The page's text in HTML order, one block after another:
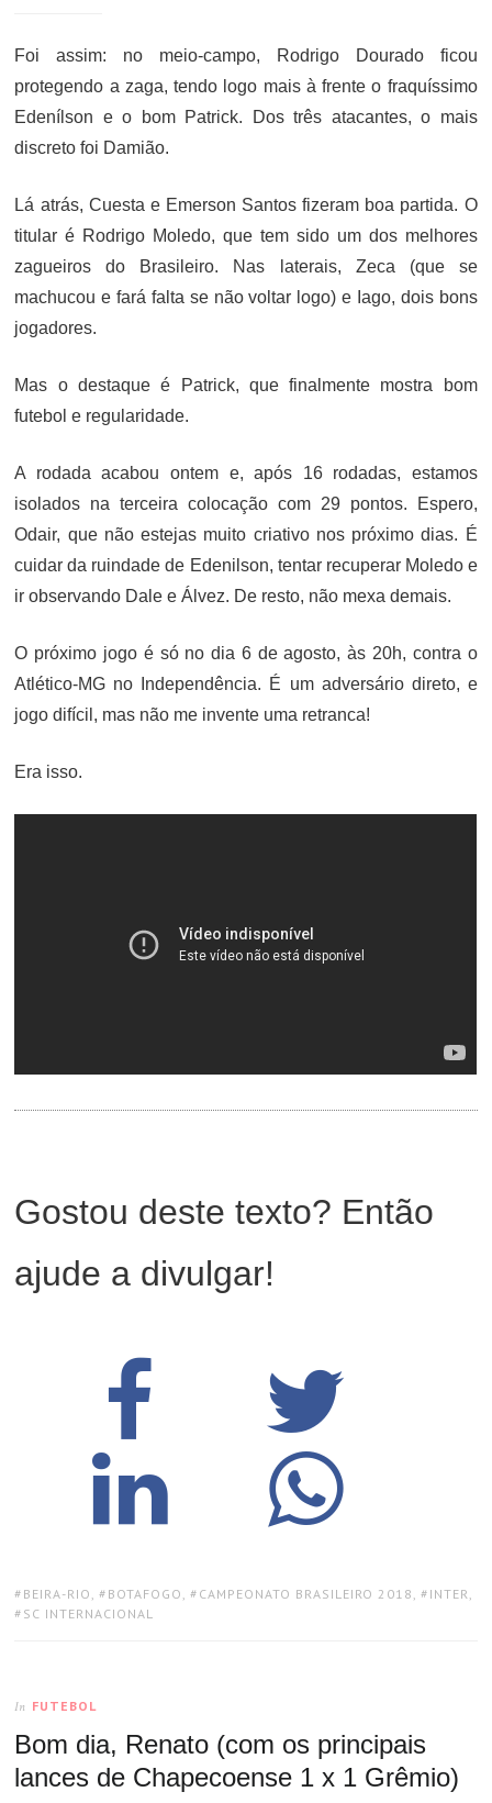
Foi assim: no meio-campo, Rodrigo Dourado ficou
protegendo a zaga, tendo logo mais à frente o fraquíssimo
Edenílson e o bom Patrick. Dos três atacantes, o mais
discreto foi Damião.
Lá atrás, Cuesta e Emerson Santos fizeram boa partida. O
titular é Rodrigo Moledo, que tem sido um dos melhores
zagueiros do Brasileiro. Nas laterais, Zeca (que se
machucou e fará falta se não voltar logo) e Iago, dois bons
jogadores.
Mas o destaque é Patrick, que finalmente mostra bom
futebol e regularidade.
A rodada acabou ontem e, após 16 rodadas, estamos
isolados na terceira colocação com 29 pontos. Espero,
Odair, que não estejas muito criativo nos próximo dias. É
cuidar da ruindade de Edenilson, tentar recuperar Moledo e
ir observando Dale e Álvez. De resto, não mexa demais.
O próximo jogo é só no dia 6 de agosto, às 20h, contra o
Atlético-MG no Independência. É um adversário direto, e
jogo difícil, mas não me invente uma retranca!
Era isso.
Gostou deste texto? Então
ajude a divulgar!
TAGS:
BEIRA-RIO , BOTAFOGO , CAMPEONATO BRASILEIRO 2018 , INTER
SC INTERNACIONAL
In FUTEBOL
Bom dia, Renato (com os principais
lances de Chapecoense 1 x 1 Grêmio)